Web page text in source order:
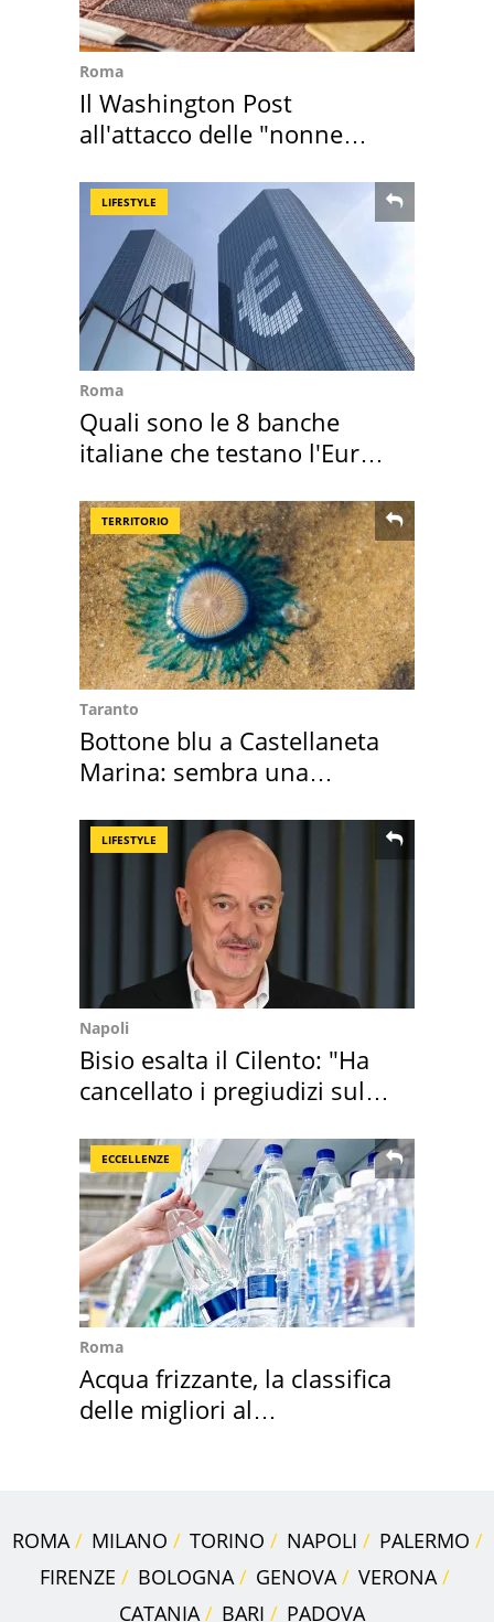
Roma
Il Washington Post
all'attacco delle "nonne
LIFESTYLE
Roma
Quali sono le 8 banche
italiane che testano l'Euro
TERRITORIO
Taranto
Bottone blu a Castellaneta
Marina: sembra una
LIFESTYLE
Napoli
Bisio esalta il Cilento: "Ha
cancellato i pregiudizi sul
ECCELLENZE
Roma
Acqua frizzante, la classifica
delle migliori al
ROMA MILANO TORINO NAPOLI
PALERMO
FIRENZE
BOLOGNA GENOVA
VERONA
CATANIA
BARI PADOVA